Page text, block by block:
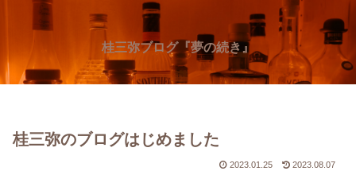
桂三弥ブログ『夢の続き』
桂三弥のブログはじめました
2023.01.25 2023.08.07